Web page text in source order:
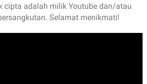
cipta adalah milik Youtube dan/atau
Selamat menikmati!